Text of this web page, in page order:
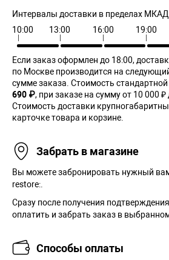
Интервалы доставки в пределах
10:00
13:00 16:00 19:00
Если заказ оформлен до 18:00,
по Москве производится на
сумме заказа. Cтоимость
690 ₽, при заказе на сумму от 10 000 ₽
Стоимость доставки
карточке товара и корзине.
Забрать в магазине
Вы можете забронировать нужный
restore:.
Сразу после получения
оплатить и забрать заказ в
Способы оплаты